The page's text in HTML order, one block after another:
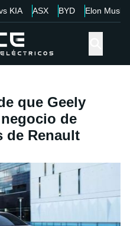
KIA ASX BYD Elon Musk
que Geely
de
de Renault